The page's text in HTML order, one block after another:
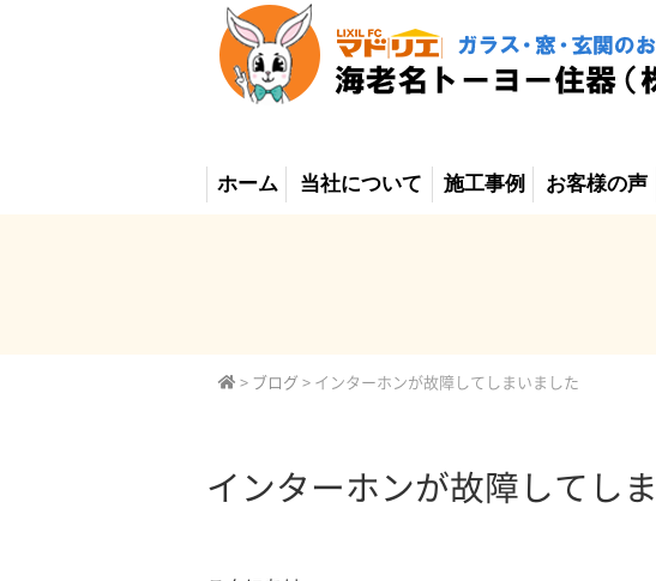
ホーム 当社について 施工事例 お客様の声
> ブログ > インターホンが故障してしまいました
インターホンが故障してし